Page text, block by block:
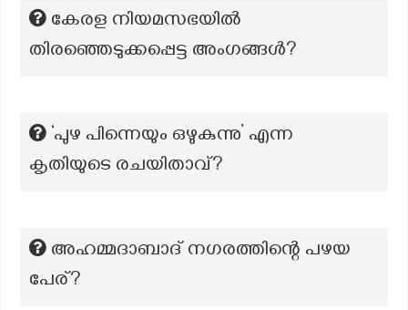
കേരള നിയമസഭയിൽ
തിരഞ്ഞെടുക്കപ്പെട്ട അംഗങ്ങൾ?
‘പുഴ പിന്നെയും ഒഴുകുന്നു’ എന്ന
കൃതിയുടെ രചയിതാവ്?
അഹമ്മദാബാദ് നഗരത്തിന്റെ പഴയ
പേര്?